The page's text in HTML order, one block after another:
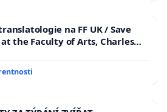
na FF UK / Save
the Faculty of Arts, Charles